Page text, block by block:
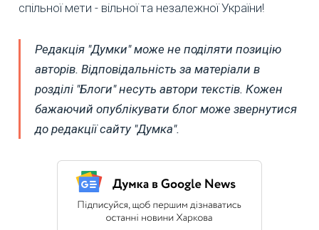
спільної мети - вільної та незалежної України!
Редакція "Думки" може не поділяти позицію
авторів. Відповідальність за матеріали в
розділі "Блоги" несуть автори текстів. Кожен
бажаючий опублікувати блог може звернутися
до редакції сайту "Думка".